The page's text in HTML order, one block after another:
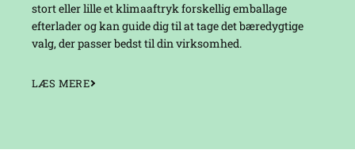
stort eller lille et klimaaftryk forskellig emballage
efterlader og kan guide dig til at tage det bæredygtige
valg, der passer bedst til din virksomhed.
LÆS MERE